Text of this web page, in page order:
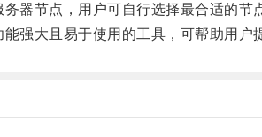
节点，用户可自行选择最合适的节
大且易于使用的工具，可帮助用户